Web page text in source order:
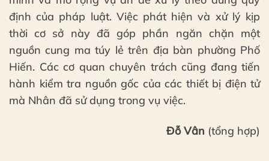
định của pháp luật. Việc phát hiện và xử lý kịp
thời cơ sở này đã góp phần ngăn chặn một
nguồn cung ma túy lẻ trên địa bàn phường Phố
Hiến. Các cơ quan chuyên trách cũng đang tiến
hành kiểm tra nguồn gốc của các thiết bị điện tử
mà Nhân đã sử dụng trong vụ việc.
Đỗ Vân (tổng hợp)